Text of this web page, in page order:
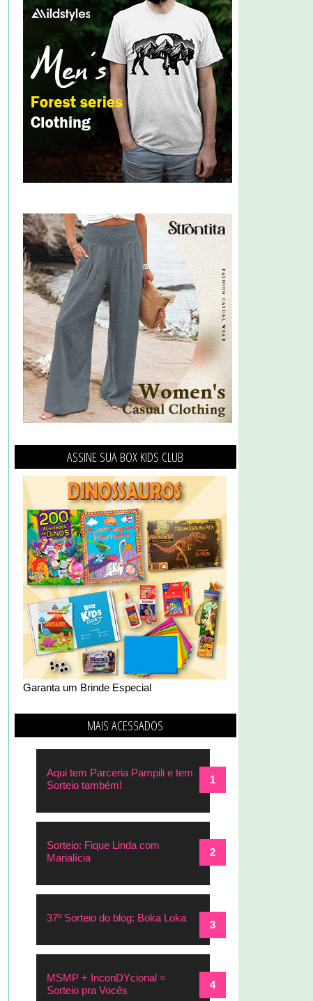
ASSINE SUA BOX KIDS CLUB
Garanta um Brinde Especial
MAIS ACESSADOS
Aqui tem Parceria Pampili e tem
Sorteio também!
Sorteio: Fique Linda com
Marialícia
37º Sorteio do blog: Boka Loka
MSMP + InconDYcional =
Sorteio pra Vocês